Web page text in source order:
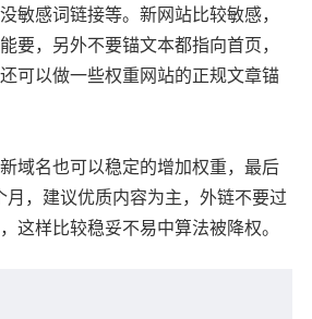
敏感词链接等。新网站比较敏感，
要，另外不要锚文本都指向首页，
可以做一些权重网站的正规文章锚
域名也可以稳定的增加权重，最后
，建议优质内容为主，外链不要过
这样比较稳妥不易中算法被降权。